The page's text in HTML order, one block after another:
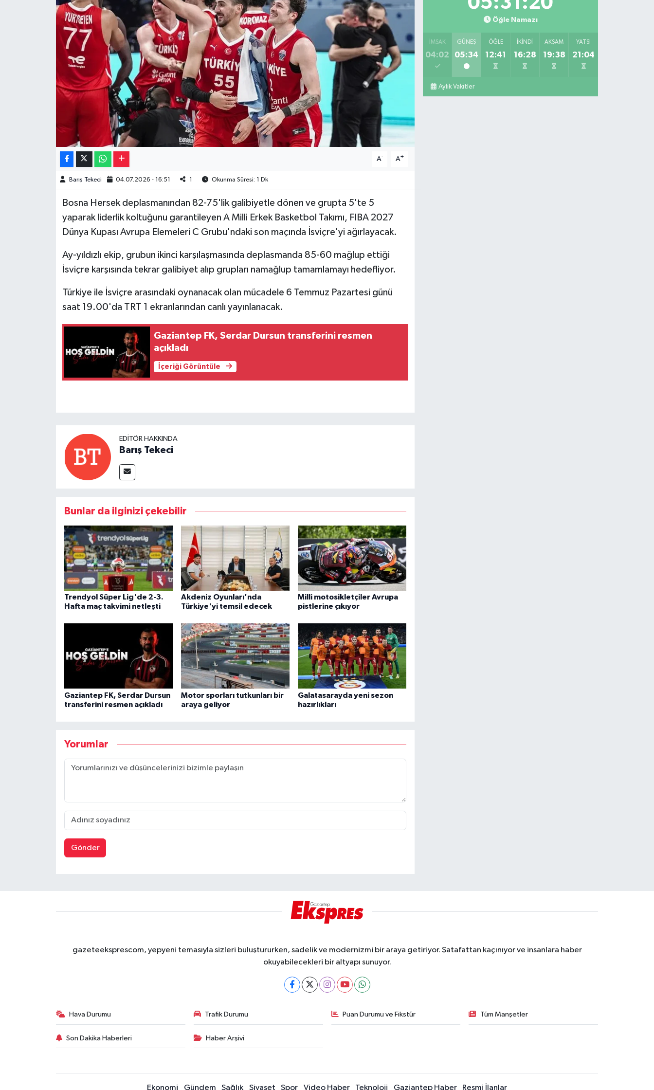
A- A+
Barış Tekeci 04.07.2026 - 16:51 Okunma Süresi: 1 Dk
Bosna Hersek deplasmanından 82-75'lik galibiyetle dönen ve grupta 5'te 5
yaparak liderlik koltuğunu garantileyen A Milli Erkek Basketbol Takımı, FIBA 2027
Dünya Kupası Avrupa Elemeleri C Grubu'ndaki son maçında İsviçre'yi ağırlayacak.
Ay-yıldızlı ekip, grubun ikinci karşılaşmasında deplasmanda 85-60 mağlup ettiği
İsviçre karşısında tekrar galibiyet alıp grupları namağlup tamamlamayı hedefliyor.
Türkiye ile İsviçre arasındaki oynanacak olan mücadele 6 Temmuz Pazartesi günü
saat 19.00'da TRT 1 ekranlarından canlı yayınlanacak.
Gaziantep FK, Serdar Dursun transferini resmen
açıkladı
İçeriği Görüntüle
EDITÖR HAKKINDA
Barış Tekeci
Bunlar da ilginizi çekebilir
Trendyol Süper Lig'de 2-3.
Hafta maç takvimi netleşti
Akdeniz Oyunları'nda
Türkiye'yi temsil edecek
Milli motosikletçiler Avrupa
pistlerine çıkıyor
Gaziantep FK, Serdar Dursun
transferini resmen açıkladı
Motor sporları tutkunları bir
araya geliyor
Galatasarayda yeni sezon
hazırlıkları
Yorumlar
Gönder
Öğle Namazı
İMSAK
04:02
GÜNEŞ
05:34
ÖĞLE
12:41
İKINDI
16:28
AKŞAM
19:38
YATSI
21:04
Aylık Vakitler
gazeteeksprescom, yepyeni temasıyla sizleri buluştururken, sadelik ve modernizmi bir araya getiriyor. Şatafattan kaçınıyor ve insanlara haber
okuyabilecekleri bir altyapı sunuyor.
Hava Durumu Trafik Durumu Puan Durumu ve Fikstür Tüm Manşetler
Son Dakika Haberleri Haber Arşivi
Ekonomi Gündem Sağlık Siyaset Spor Video Haber Teknoloji Gaziantep Haber Resmi İlanlar
Resmi İlanlar
Teknoloji
Yeme-İçme